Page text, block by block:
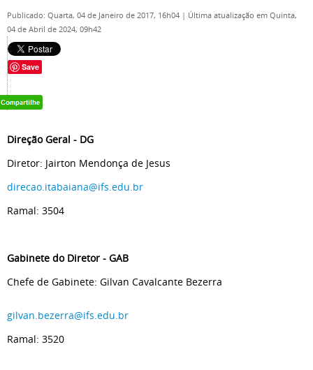
Publicado: Quarta, 04 de Janeiro de 2017, 16h04 | Última atualização em Quinta,
04 de Abril de 2024, 09h42
Save
Direção Geral - DG
Diretor: Jairton Mendonça de Jesus
direcao.itabaiana@ifs.edu.br
Ramal: 3504
Gabinete do Diretor - GAB
Chefe de Gabinete: Gilvan Cavalcante Bezerra
gilvan.bezerra@ifs.edu.br
Ramal: 3520